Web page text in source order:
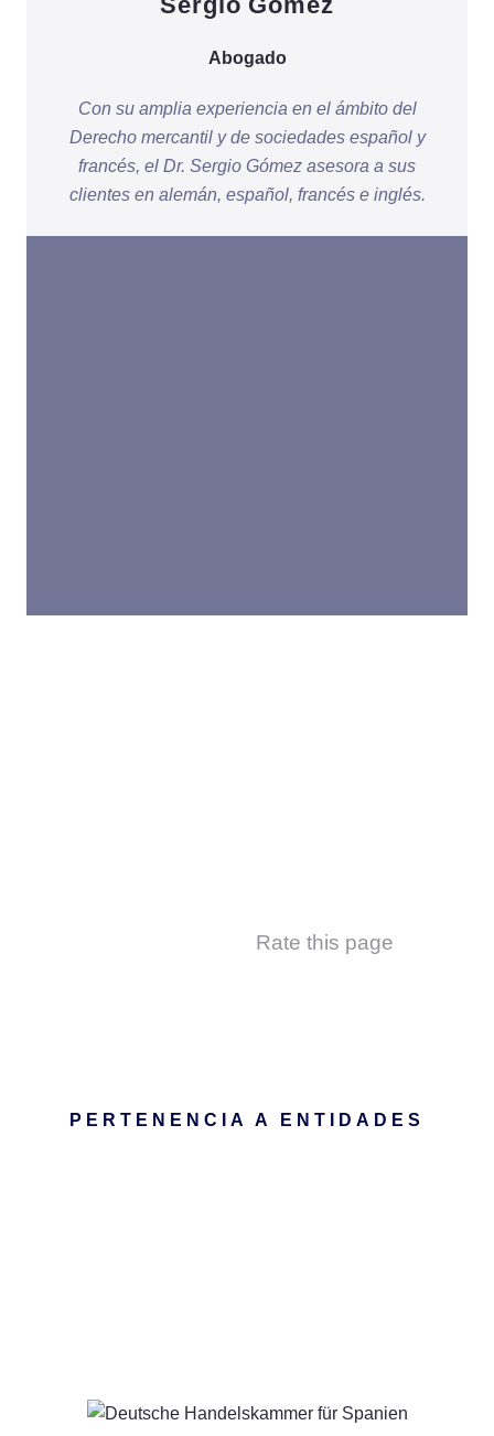
Abogado
Con su amplia experiencia en el ámbito del
Derecho mercantil y de sociedades español y
francés, el Dr. Sergio Gómez asesora a sus
clientes en alemán, español, francés e inglés.
Rate this page
PERTENENCIA A ENTIDADES